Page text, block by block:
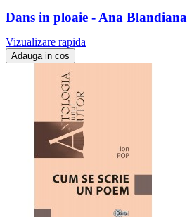
Dans in ploaie - Ana Blandiana
Vizualizare rapida
Adauga in cos